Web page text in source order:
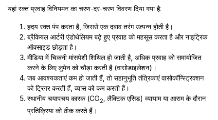
यहां रक्त प्रवाह विनियमन का चरण-दर-चरण विवरण दिया गया है:
हृदय रक्त पंप करता है, जिससे एक दबाव तरंग उत्पन्न होती है।
ब्रैकियल आर्टरी एंडोथेलियम बढ़े हुए प्रवाह को महसूस करता है और नाइट्रिक
ऑक्साइड छोड़ता है।
मीडिया में चिकनी मांसपेशी शिथिल हो जाती है, अधिक प्रवाह को समायोजित
करने के लिए लुमेन को चौड़ा करती है (वासोडाइलेशन)।
जब आवश्यकताएं कम हो जाती हैं, तो सहानुभूति तंत्रिकाएं वासोकॉन्स्ट्रिक्शन
को ट्रिगर करती हैं, व्यास को कम करती हैं।
स्थानीय चयापचय कारक (CO2
, लैक्टिक एसिड) व्यायाम या आराम के दौरान
प्रतिक्रिया को ठीक करते हैं।